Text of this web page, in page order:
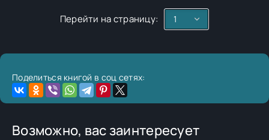
Перейти на страницу:
Поделиться книгой в соц сетях:
Возможно, вас заинтересует